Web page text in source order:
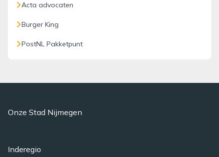
Acta advocaten
Burger King
PostNL Pakketpunt
Onze Stad Nijmegen
Inderegio